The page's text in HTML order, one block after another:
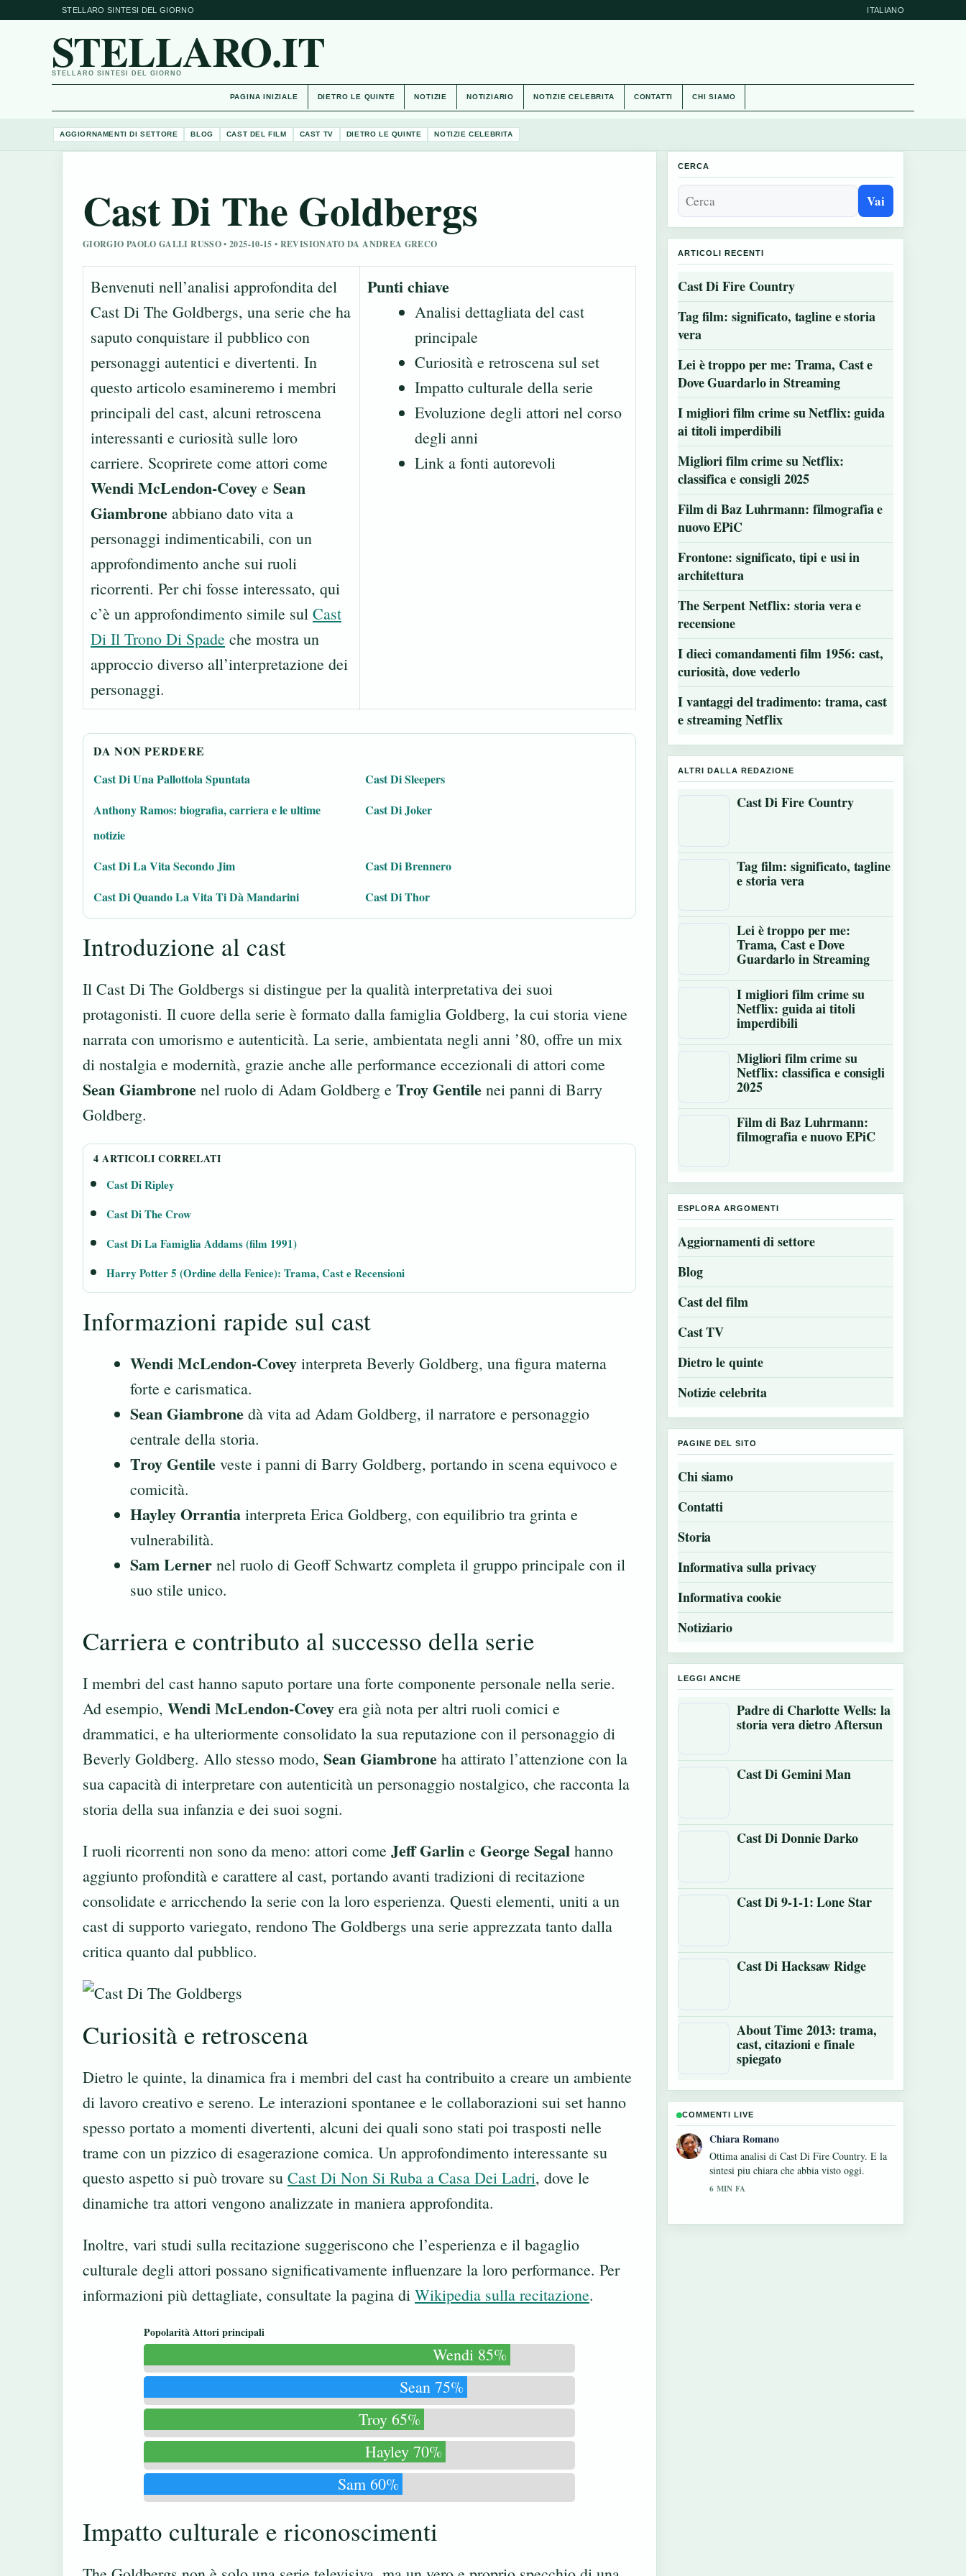
STELLARO SINTESI DEL GIORNO ITALIANO
STELLARO.IT
STELLARO SINTESI DEL GIORNO
PAGINA INIZIALE DIETRO LE QUINTE NOTIZIE NOTIZIARIO NOTIZIE CELEBRITA CONTATTI CHI SIAMO
AGGIORNAMENTI DI SETTORE BLOG CAST DEL FILM CAST TV DIETRO LE QUINTE NOTIZIE CELEBRITA
Cast Di The Goldbergs
GIORGIO PAOLO GALLI RUSSO • 2025-10-15 • REVISIONATO DA ANDREA GRECO
Benvenuti nell’analisi approfondita del
Cast Di The Goldbergs, una serie che ha
saputo conquistare il pubblico con
personaggi autentici e divertenti. In
questo articolo esamineremo i membri
principali del cast, alcuni retroscena
interessanti e curiosità sulle loro
carriere. Scoprirete come attori come
Wendi McLendon-Covey e Sean
Giambrone abbiano dato vita a
personaggi indimenticabili, con un
approfondimento anche sui ruoli
ricorrenti. Per chi fosse interessato, qui
c’è un approfondimento simile sul Cast
Di Il Trono Di Spade che mostra un
approccio diverso all’interpretazione dei
personaggi.
Punti chiave
Analisi dettagliata del cast
principale
Curiosità e retroscena sul set
Impatto culturale della serie
Evoluzione degli attori nel corso
degli anni
Link a fonti autorevoli
DA NON PERDERE
Cast Di Una Pallottola Spuntata
Cast Di Sleepers
Anthony Ramos: biografia, carriera e le ultime
notizie
Cast Di Joker
Cast Di La Vita Secondo Jim
Cast Di Brennero
Cast Di Quando La Vita Ti Dà Mandarini
Cast Di Thor
Introduzione al cast
Il Cast Di The Goldbergs si distingue per la qualità interpretativa dei suoi
protagonisti. Il cuore della serie è formato dalla famiglia Goldberg, la cui storia viene
narrata con umorismo e autenticità. La serie, ambientata negli anni ’80, offre un mix
di nostalgia e modernità, grazie anche alle performance eccezionali di attori come
Sean Giambrone nel ruolo di Adam Goldberg e Troy Gentile nei panni di Barry
Goldberg.
4 ARTICOLI CORRELATI
Cast Di Ripley
Cast Di The Crow
Cast Di La Famiglia Addams (film 1991)
Harry Potter 5 (Ordine della Fenice): Trama, Cast e Recensioni
Informazioni rapide sul cast
Wendi McLendon-Covey interpreta Beverly Goldberg, una figura materna
forte e carismatica.
Sean Giambrone dà vita ad Adam Goldberg, il narratore e personaggio
centrale della storia.
Troy Gentile veste i panni di Barry Goldberg, portando in scena equivoco e
comicità.
Hayley Orrantia interpreta Erica Goldberg, con equilibrio tra grinta e
vulnerabilità.
Sam Lerner nel ruolo di Geoff Schwartz completa il gruppo principale con il
suo stile unico.
Carriera e contributo al successo della serie
I membri del cast hanno saputo portare una forte componente personale nella serie.
Ad esempio, Wendi McLendon-Covey era già nota per altri ruoli comici e
drammatici, e ha ulteriormente consolidato la sua reputazione con il personaggio di
Beverly Goldberg. Allo stesso modo, Sean Giambrone ha attirato l’attenzione con la
sua capacità di interpretare con autenticità un personaggio nostalgico, che racconta la
storia della sua infanzia e dei suoi sogni.
I ruoli ricorrenti non sono da meno: attori come Jeff Garlin e George Segal hanno
aggiunto profondità e carattere al cast, portando avanti tradizioni di recitazione
consolidate e arricchendo la serie con la loro esperienza. Questi elementi, uniti a un
cast di supporto variegato, rendono The Goldbergs una serie apprezzata tanto dalla
critica quanto dal pubblico.
Curiosità e retroscena
Dietro le quinte, la dinamica fra i membri del cast ha contribuito a creare un ambiente
di lavoro creativo e sereno. Le interazioni spontanee e le collaborazioni sui set hanno
spesso portato a momenti divertenti, alcuni dei quali sono stati poi trasposti nelle
trame con un pizzico di esagerazione comica. Un approfondimento interessante su
questo aspetto si può trovare su Cast Di Non Si Ruba a Casa Dei Ladri, dove le
dinamiche tra attori vengono analizzate in maniera approfondita.
Inoltre, vari studi sulla recitazione suggeriscono che l’esperienza e il bagaglio
culturale degli attori possano significativamente influenzare la loro performance. Per
informazioni più dettagliate, consultate la pagina di Wikipedia sulla recitazione.
Popolarità Attori principali
Wendi 85%
Sean 75%
Troy 65%
Hayley 70%
Sam 60%
Impatto culturale e riconoscimenti
CERCA
Vai
ARTICOLI RECENTI
Cast Di Fire Country
Tag film: significato, tagline e storia
vera
Lei è troppo per me: Trama, Cast e
Dove Guardarlo in Streaming
I migliori film crime su Netflix: guida
ai titoli imperdibili
Migliori film crime su Netflix:
classifica e consigli 2025
Film di Baz Luhrmann: filmografia e
nuovo EPiC
Frontone: significato, tipi e usi in
architettura
The Serpent Netflix: storia vera e
recensione
I dieci comandamenti film 1956: cast,
curiosità, dove vederlo
I vantaggi del tradimento: trama, cast
e streaming Netflix
ALTRI DALLA REDAZIONE
Cast Di Fire Country
Tag film: significato, tagline
e storia vera
Lei è troppo per me:
Trama, Cast e Dove
Guardarlo in Streaming
I migliori film crime su
Netflix: guida ai titoli
imperdibili
Migliori film crime su
Netflix: classifica e consigli
2025
Film di Baz Luhrmann:
filmografia e nuovo EPiC
ESPLORA ARGOMENTI
Aggiornamenti di settore
Blog
Cast del film
Cast TV
Dietro le quinte
Notizie celebrita
PAGINE DEL SITO
Chi siamo
Contatti
Storia
Informativa sulla privacy
Informativa cookie
Notiziario
LEGGI ANCHE
Padre di Charlotte Wells: la
storia vera dietro Aftersun
Cast Di Gemini Man
Cast Di Donnie Darko
Cast Di 9-1-1: Lone Star
Cast Di Hacksaw Ridge
About Time 2013: trama,
cast, citazioni e finale
spiegato
COMMENTI LIVE
Luca Conti
Seguo da vicino Tag film: significato, tagline
e storia vera – apprezzo il tono equilibrato di
questa copertura.